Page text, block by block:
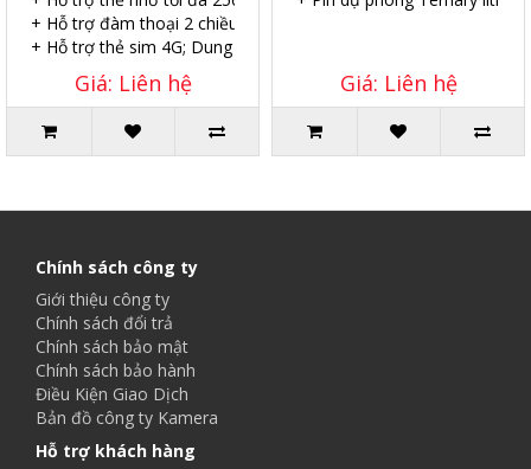
+ Hỗ trợ đàm thoại 2 chiều.
+ Hỗ trợ thẻ sim 4G; Dung lượng pin: 10 Ah.
Giá: Liên hệ Giá: Liên hệ
Chính sách công ty
Giới thiệu công ty
Chính sách đổi trả
Chính sách bảo mật
Chính sách bảo hành
Điều Kiện Giao Dịch
Bản đồ công ty Kamera
Hỗ trợ khách hàng